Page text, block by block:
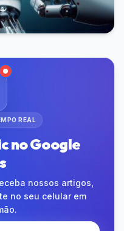
REAL
no Google
nossos artigos,
no seu celular em